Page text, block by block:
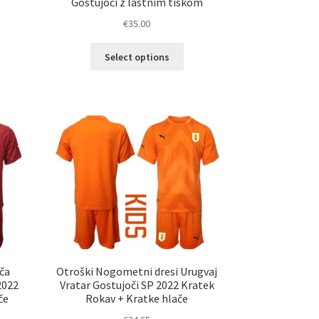
€35.00
Select options
različic.
Možnosti
lahko
izberete
na
strani
izdelka
Otroški Nogometni dresi Urugvaj
Vratar Gostujoči SP 2022 Kratek
Rokav + Kratke hlače